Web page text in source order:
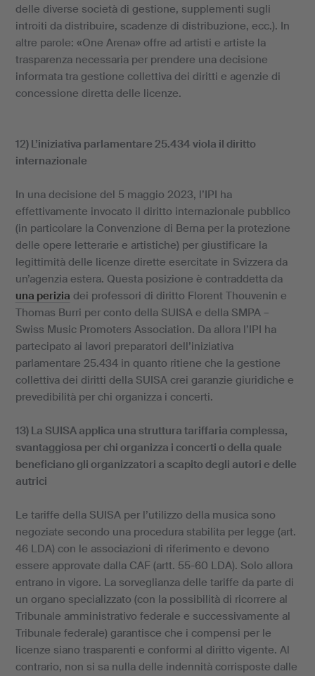
delle diverse società di gestione, supplementi sugli
introiti da distribuire, scadenze di distribuzione, ecc.). In
altre parole: «One Arena» offre ad artisti e artiste la
trasparenza necessaria per prendere una decisione
informata tra gestione collettiva dei diritti e agenzie di
concessione diretta delle licenze.
12) L’iniziativa parlamentare 25.434 viola il diritto
internazionale
In una decisione del 5 maggio 2023, l’IPI ha
effettivamente invocato il diritto internazionale pubblico
(in particolare la Convenzione di Berna per la protezione
delle opere letterarie e artistiche) per giustificare la
legittimità delle licenze dirette esercitate in Svizzera da
un’agenzia estera. Questa posizione è contraddetta da
una perizia dei professori di diritto Florent Thouvenin e
Thomas Burri per conto della SUISA e della SMPA –
Swiss Music Promoters Association. Da allora l’IPI ha
partecipato ai lavori preparatori dell’iniziativa
parlamentare 25.434 in quanto ritiene che la gestione
collettiva dei diritti della SUISA crei garanzie giuridiche e
prevedibilità per chi organizza i concerti.
13) La SUISA applica una struttura tariffaria complessa,
svantaggiosa per chi organizza i concerti o della quale
beneficiano gli organizzatori a scapito degli autori e delle
autrici
Le tariffe della SUISA per l’utilizzo della musica sono
negoziate secondo una procedura stabilita per legge (art.
46 LDA) con le associazioni di riferimento e devono
essere approvate dalla CAF (artt. 55-60 LDA). Solo allora
entrano in vigore. La sorveglianza delle tariffe da parte di
un organo specializzato (con la possibilità di ricorrere al
Tribunale amministrativo federale e successivamente al
Tribunale federale) garantisce che i compensi per le
licenze siano trasparenti e conformi al diritto vigente. Al
contrario, non si sa nulla delle indennità corrisposte dalle